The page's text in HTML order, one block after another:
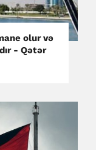
olur və
- Qətər